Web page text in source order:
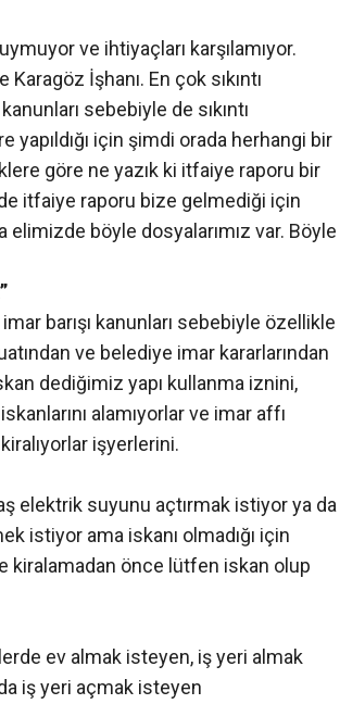
ve ihtiyaçları karşılamıyor.
İşhanı. En çok sıkıntı
sebebiyle de sıkıntı
yapıldığı için şimdi orada herhangi bir
göre ne yazık ki itfaiye raporu bir
de itfaiye raporu bize gelmediği için
böyle dosyalarımız var. Böyle
barışı kanunları sebebiyle özellikle
ve belediye imar kararlarından
dediğimiz yapı kullanma iznini,
alamıyorlar ve imar affı
işyerlerini.
elektrik suyunu açtırmak istiyor ya da
istiyor ama iskanı olmadığı için
kiralamadan önce lütfen iskan olup
ev almak isteyen, iş yeri almak
iş yeri açmak isteyen